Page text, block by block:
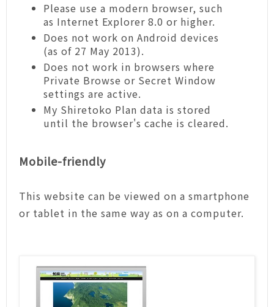
Please use a modern browser, such
as Internet Explorer 8.0 or higher.
Does not work on Android devices
(as of 27 May 2013).
Does not work in browsers where
Private Browse or Secret Window
settings are active.
My Shiretoko Plan data is stored
until the browser's cache is cleared.
Mobile-friendly
This website can be viewed on a smartphone
or tablet in the same way as on a computer.